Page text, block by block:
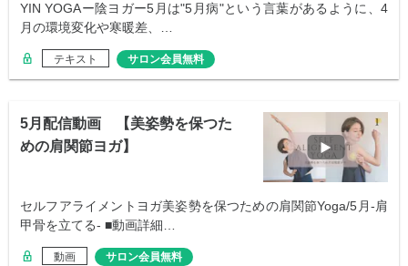
YIN YOGAー陰ヨガー5月は"5月病"という言葉があるように、4
月の環境変化や寒暖差、…
テキスト サロン会員無料
5月配信動画 【美姿勢を保つた
めの肩関節ヨガ】
セルフアライメントヨガ美姿勢を保つための肩関節Yoga/5月-肩
甲骨を立てる- ■動画詳細…
動画 サロン会員無料